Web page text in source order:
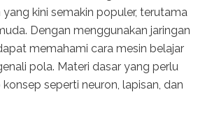
kini semakin populer, terutama
Dengan menggunakan jaringan
memahami cara mesin belajar
pola. Materi dasar yang perlu
seperti neuron, lapisan, dan